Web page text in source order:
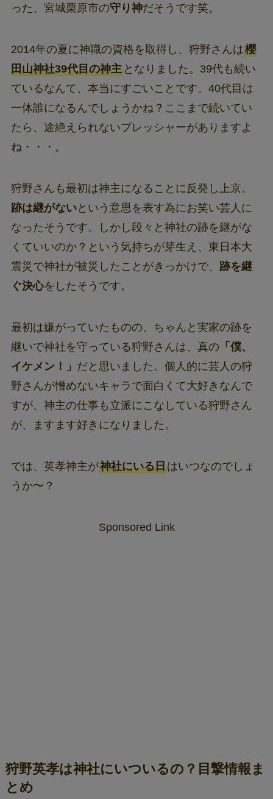
った、宮城栗原市の守り神だそうです笑。
2014年の夏に神職の資格を取得し、狩野さんは櫻
田山神社39代目の神主となりました。39代も続い
ているなんて、本当にすごいことです。40代目は
一体誰になるんでしょうかね？ここまで続いてい
たら、途絶えられないプレッシャーがありますよ
ね・・・。
狩野さんも最初は神主になることに反発し上京。
跡は継がないという意思を表す為にお笑い芸人に
なったそうです。しかし段々と神社の跡を継がな
くていいのか？という気持ちが芽生え、東日本大
震災で神社が被災したことがきっかけで、 跡を継
ぐ決心をしたそうです。
最初は嫌がっていたものの、ちゃんと実家の跡を
継いで神社を守っている狩野さんは、真の 「僕、
イケメン！」 だと思いました。個人的に芸人の狩
野さんが憎めないキャラで面白くて大好きなんで
すが、神主の仕事も立派にこなしている狩野さん
が、ますます好きになりました。
では、英孝神主が神社にいる日はいつなのでしょ
うか〜？
Sponsored Link
狩野英孝は神社にいついるの？目撃情報ま
とめ